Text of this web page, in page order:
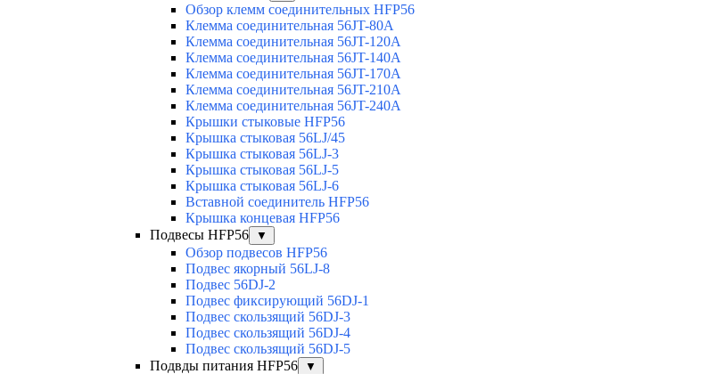
Обзор клемм соединительных HFP56
Клемма соединительная 56JT-80A
Клемма соединительная 56JT-120A
Клемма соединительная 56JT-140A
Клемма соединительная 56JT-170A
Клемма соединительная 56JT-210A
Клемма соединительная 56JT-240A
Крышки стыковые HFP56
Крышка стыковая 56LJ/45
Крышка стыковая 56LJ-3
Крышка стыковая 56LJ-5
Крышка стыковая 56LJ-6
Вставной соединитель HFP56
Крышка концевая HFP56
Подвесы HFP56
▼
Обзор подвесов HFP56
Подвес якорный 56LJ-8
Подвес 56DJ-2
Подвес фиксирующий 56DJ-1
Подвес скользящий 56DJ-3
Подвес скользящий 56DJ-4
Подвес скользящий 56DJ-5
Подвды питания HFP56
▼